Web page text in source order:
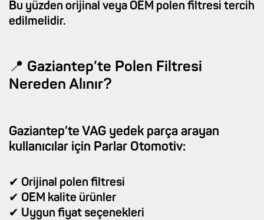
Bu yüzden orijinal veya OEM polen filtresi tercih
edilmelidir.
📍 Gaziantep’te Polen Filtresi
Nereden Alınır?
Gaziantep’te VAG yedek parça arayan
kullanıcılar için Parlar Otomotiv:
✔ Orijinal polen filtresi
✔ OEM kalite ürünler
✔ Uygun fiyat seçenekleri